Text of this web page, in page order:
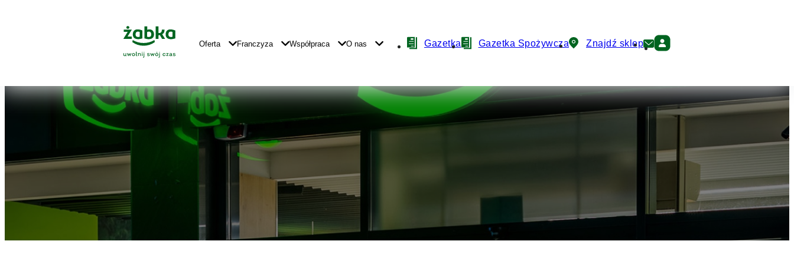
Główne
Logo
Główna
Nawigacja
Oferta Franczyza Współpraca O nas
NawigacjaGazetka Gazetka Spożywcza Znajdź sklep